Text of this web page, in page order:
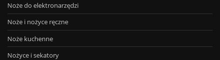
Noże do elektronarzędzi
Noże i nożyce ręczne
Noże kuchenne
Nożyce i sekatory